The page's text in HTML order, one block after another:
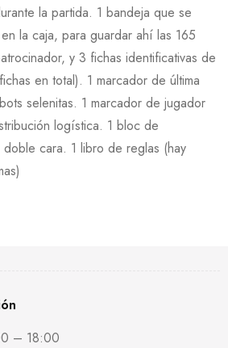
la partida. 1 bandeja que se
la caja, para guardar ahí las 165
y 3 fichas identificativas de
en total). 1 marcador de última
selenitas. 1 marcador de jugador
logística. 1 bloc de
cara. 1 libro de reglas (hay
– 18:00